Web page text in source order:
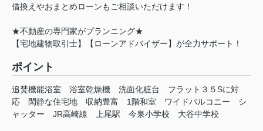
借換えやおまとめローンもご相談いただけます！
★不動産の専門家がプランニング★
【宅地建物取引士】【ローンアドバイザー】が全力サポート！
ポイント
追焚機能浴室 浴室乾燥機 洗面化粧台
フラット３５Sに対
応
閑静な住宅地 収納豊富 1階和室 ワイドバルコニー
シ
ャッター
JR高崎線 上尾駅 今泉小学校 大谷中学校